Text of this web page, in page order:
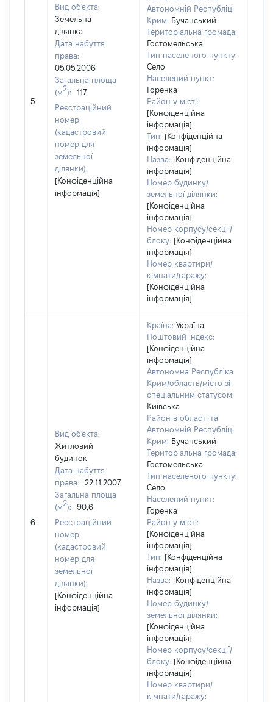
5
Вид об'єкта:
Земельна
ділянка
Дата набуття
права:
05.05.2006
Загальна площа
(м2):
117
Реєстраційний
номер
(кадастровий
номер для
земельної
ділянки):
[Конфіденційна
інформація]
Автономній Республіці
Крим: Бучанський
Територіальна громада:
Гостомельська
Тип населеного пункту:
Село
Населений пункт:
Горенка
Район у місті:
[Конфіденційна
інформація]
Тип: [Конфіденційна
інформація]
Назва: [Конфіденційна
інформація]
Номер будинку/
земельної ділянки:
[Конфіденційна
інформація]
Номер корпусу/секції/
блоку: [Конфіденційна
інформація]
Номер квартири/
кімнати/гаражу:
[Конфіденційна
інформація]
6
Вид об'єкта:
Житловий
будинок
Дата набуття
права:
22.11.2007
Загальна площа
(м2):
90,6
Реєстраційний
номер
(кадастровий
номер для
земельної
ділянки):
[Конфіденційна
інформація]
Країна: Україна
Поштовий індекс:
[Конфіденційна
інформація]
Автономна Республіка
Крим/область/місто зі
спеціальним статусом:
Київська
Район в області та
Автономній Республіці
Крим: Бучанський
Територіальна громада:
Гостомельська
Тип населеного пункту:
Село
Населений пункт:
Горенка
Район у місті:
[Конфіденційна
інформація]
Тип: [Конфіденційна
інформація]
Назва: [Конфіденційна
інформація]
Номер будинку/
земельної ділянки:
[Конфіденційна
інформація]
Номер корпусу/секції/
блоку: [Конфіденційна
інформація]
Номер квартири/
кімнати/гаражу: